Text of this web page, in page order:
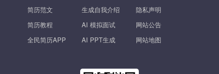
简历范文
简历教程
全民简历APP
生成自我介绍
AI 模拟面试
AI PPT生成
隐私声明
网站公告
网站地图